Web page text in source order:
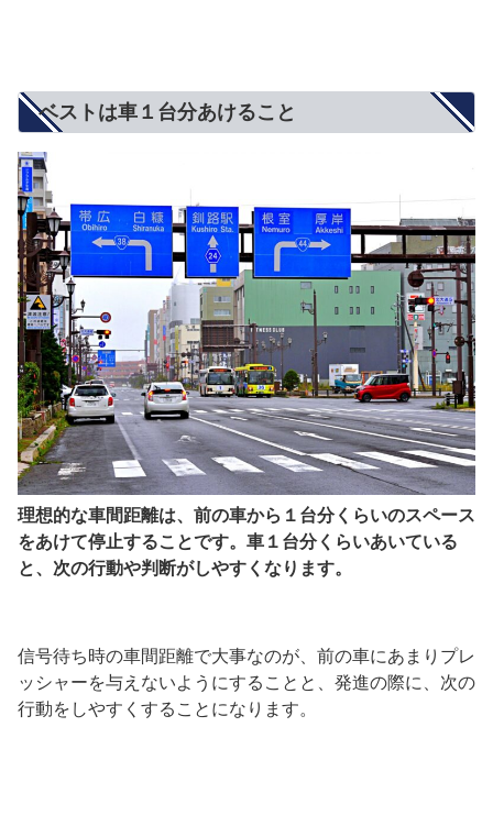
ベストは車１台分あけること
理想的な車間距離は、前の車から１台分くらいのスペース
をあけて停止することです。車１台分くらいあいている
と、次の行動や判断がしやすくなります。
信号待ち時の車間距離で大事なのが、前の車にあまりプレ
ッシャーを与えないようにすることと、発進の際に、次の
行動をしやすくすることになります。